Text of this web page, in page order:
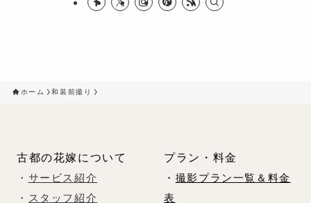
ホーム 和装前撮り
古都の花嫁について
・ サービス紹介
・ スタッフ紹介
プラン・料金
・ 撮影プラン一覧＆料金
表